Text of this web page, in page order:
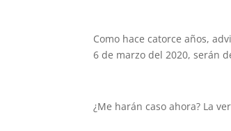
Como hace catorce años,
6 de marzo del 2020, serán
¿Me harán caso ahora? La